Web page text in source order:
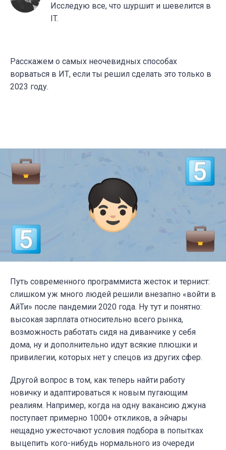
Исследую все, что шуршит и шевелится в
IT.
Расскажем о самых неочевидных способах
ворваться в ИТ, если ты решил сделать это только в
2023 году.
Путь современного программиста жесток и тернист:
слишком уж много людей решили внезапно «войти в
АйТи» после пандемии 2020 года. Ну тут и понятно:
высокая зарплата относительно всего рынка,
возможность работать сидя на диванчике у себя
дома, ну и дополнительно идут всякие плюшки и
привилегии, которых нет у спецов из других сфер.
Другой вопрос в том, как теперь найти работу
новичку и адаптироваться к новым пугающим
реалиям. Например, когда на одну вакансию джуна
поступает примерно 1000+ откликов, а эйчары
нещадно ужесточают условия подбора в попытках
выцепить кого-нибудь нормального из очереди